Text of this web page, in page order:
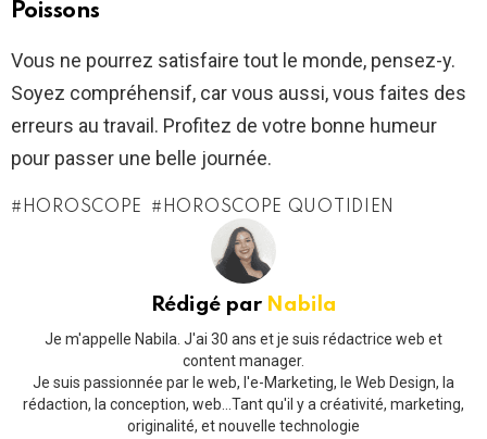
Poissons
Vous ne pourrez satisfaire tout le monde, pensez-y.
Soyez compréhensif, car vous aussi, vous faites des
erreurs au travail. Profitez de votre bonne humeur
pour passer une belle journée.
HOROSCOPE HOROSCOPE QUOTIDIEN
Rédigé par Nabila
Je m'appelle Nabila. J'ai 30 ans et je suis rédactrice web et
content manager.
Je suis passionnée par le web, l'e-Marketing, le Web Design, la
rédaction, la conception, web...Tant qu'il y a créativité, marketing,
originalité, et nouvelle technologie